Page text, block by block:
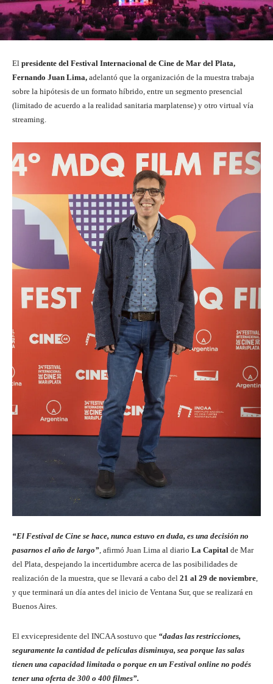
El presidente del Festival Internacional de Cine de Mar del Plata,
Fernando Juan Lima, adelantó que la organización de la muestra trabaja
sobre la hipótesis de un formato híbrido, entre un segmento presencial
(limitado de acuerdo a la realidad sanitaria marplatense) y otro virtual vía
streaming.
“El Festival de Cine se hace, nunca estuvo en duda, es una decisión no
pasarnos el año de largo”, afirmó Juan Lima al diario La Capital de Mar
del Plata, despejando la incertidumbre acerca de las posibilidades de
realización de la muestra, que se llevará a cabo del 21 al 29 de noviembre,
y que terminará un día antes del inicio de Ventana Sur, que se realizará en
Buenos Aires.
El exvicepresidente del INCAA sostuvo que “dadas las restricciones,
seguramente la cantidad de películas disminuya, sea porque las salas
tienen una capacidad limitada o porque en un Festival online no podés
tener una oferta de 300 o 400 filmes”.